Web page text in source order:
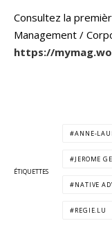
Consultez la
Management /
https://
ÉTIQUETTES
ANNE-
JEROME
NATIVE
REGIE.LU